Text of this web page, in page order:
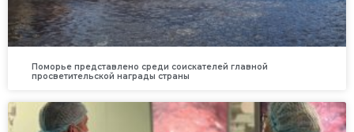
Поморье представлено среди соискателей главной
просветительской награды страны